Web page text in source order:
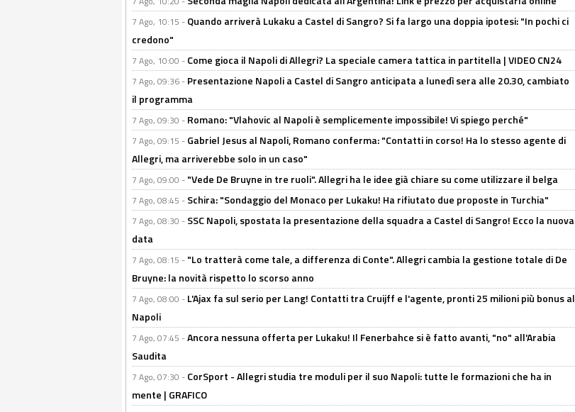
7 Ago, 10:15 - Quando arriverà Lukaku a Castel di Sangro? Si fa largo una doppia ipotesi: "In pochi ci
credono"
7 Ago, 10:00 - Come gioca il Napoli di Allegri? La speciale camera tattica in partitella | VIDEO CN24
7 Ago, 09:36 - Presentazione Napoli a Castel di Sangro anticipata a lunedì sera alle 20.30, cambiato
il programma
7 Ago, 09:30 - Romano: "Vlahovic al Napoli è semplicemente impossibile! Vi spiego perché"
7 Ago, 09:15 - Gabriel Jesus al Napoli, Romano conferma: "Contatti in corso! Ha lo stesso agente di
Allegri, ma arriverebbe solo in un caso"
7 Ago, 09:00 - "Vede De Bruyne in tre ruoli". Allegri ha le idee già chiare su come utilizzare il belga
7 Ago, 08:45 - Schira: "Sondaggio del Monaco per Lukaku! Ha rifiutato due proposte in Turchia"
7 Ago, 08:30 - SSC Napoli, spostata la presentazione della squadra a Castel di Sangro! Ecco la nuova
data
7 Ago, 08:15 - "Lo tratterà come tale, a differenza di Conte". Allegri cambia la gestione totale di De
Bruyne: la novità rispetto lo scorso anno
7 Ago, 08:00 - L'Ajax fa sul serio per Lang! Contatti tra Cruijff e l'agente, pronti 25 milioni più bonus al
Napoli
7 Ago, 07:45 -Ancora nessuna offerta per Lukaku! Il Fenerbahce si è fatto avanti, "no" all'Arabia
Saudita
7 Ago, 07:30 - CorSport - Allegri studia tre moduli per il suo Napoli: tutte le formazioni che ha in
mente | GRAFICO